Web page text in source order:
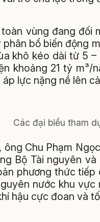
vùng đang
bổ biến động
khô kéo dài từ 5
khoảng 21 tỷ m³/
lực nặng nề lên
Các đại biểu tham
ông Chu Phạm
Bộ Tài nguyên
phương thức
nước khu
hậu cực đoan và